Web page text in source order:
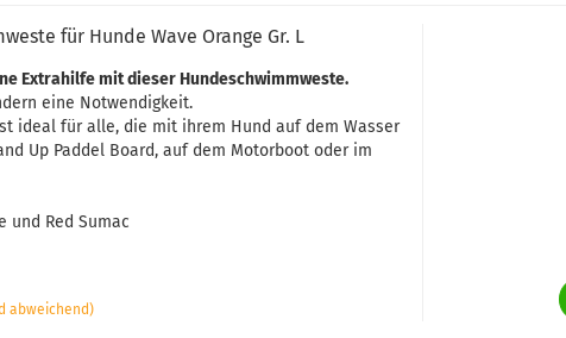
für Hunde Wave Orange Gr. L
Extrahilfe mit dieser Hundeschwimmweste.
eine Notwendigkeit.
ideal für alle, die mit ihrem Hund auf dem Wasser
Up Paddel Board, auf dem Motorboot oder im
und Red Sumac
abweichend)